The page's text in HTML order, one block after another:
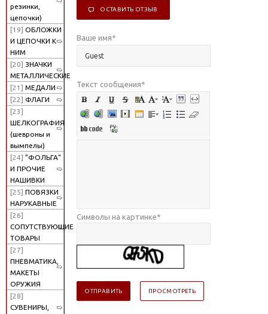
резинки,
цепочки)
[19] ОБЛОЖКИ
И ЦЕПОЧКИ К
НИМ
[20] ЗНАЧКИ
МЕТАЛЛИЧЕСКИЕ
[21] МЕДАЛИ
[22] ФЛАГИ
[23]
ШЕЛКОГРАФИЯ
(шевроны и
вымпелы)
[24] "ФОЛЬГА"
И ПРОЧИЕ
НАШИВКИ
[25] ПОВЯЗКИ
НАРУКАВНЫЕ
[26]
СОПУТСТВУЮЩИЕ
ТОВАРЫ
[27]
ПНЕВМАТИКА,
МАКЕТЫ
ОРУЖИЯ
[28]
СУВЕНИРЫ,
ОСТАВИТЬ ОТЗЫВ
Ваше имя*
Текст сообщения*
Символы на картинке*